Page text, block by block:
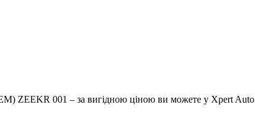
ZEEKR 001 – за вигідною ціною ви можете у Xpert Auto